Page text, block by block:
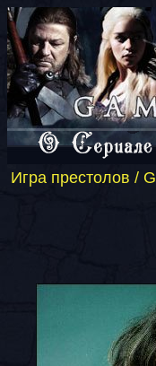
Игра престолов /